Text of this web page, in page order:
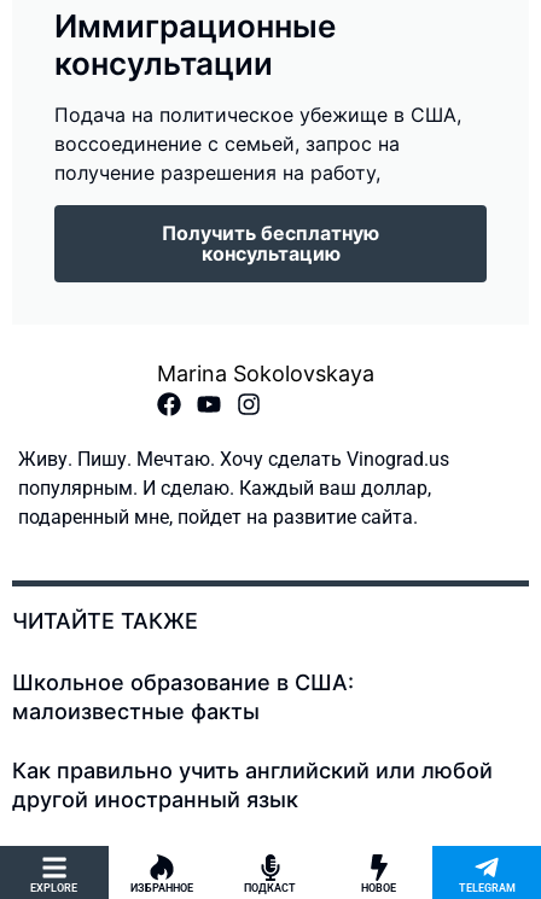
Иммиграционные
консультации
Подача на политическое убежище в США,
воссоединение с семьей, запрос на
получение разрешения на работу,
Получить бесплатную
консультацию
Marina Sokolovskaya
Живу. Пишу. Мечтаю. Хочу сделать Vinograd.us
популярным. И сделаю. Каждый ваш доллар,
подаренный мне, пойдет на развитие сайта.
ЧИТАЙТЕ ТАКЖЕ
Школьное образование в США:
малоизвестные факты
Как правильно учить английский или любой
другой иностранный язык
Почему родители из бывшего СССР
повторяют детям “Я тебе говорила!”, а
EXPLORE ИЗБРАННОЕ ПОДКАСТ НОВОЕ TELEGRAM